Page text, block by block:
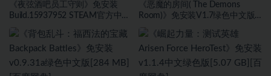
《夜弦酒吧员工守则》免安装
Build.15937952 STEAM官方中文
《恶魔的房间( The Demons
Room)》免安装V1.7绿色中文版